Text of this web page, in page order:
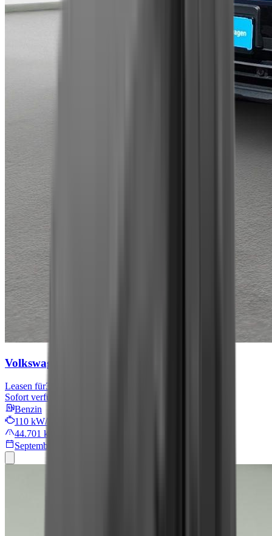
Volkswagen Tiguan
Leasen für301 € mtl.
Sofort verfügbar
Benzin
110 kW/149 PS
44.701 km
September 2024